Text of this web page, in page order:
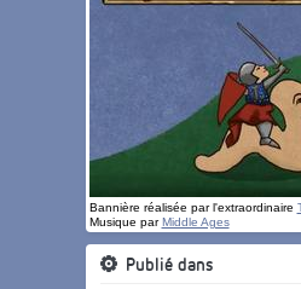
Bannière réalisée par l'extraordinaire
Musique parMiddle Ages
Publié dans